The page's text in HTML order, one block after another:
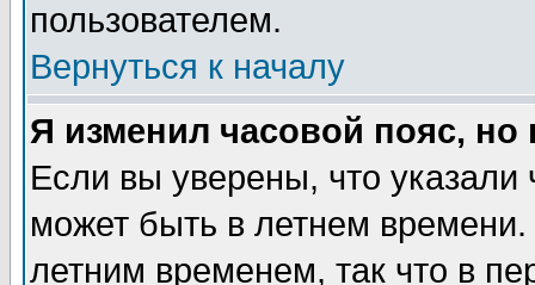
пользователем.
Вернуться к началу
Я изменил часовой пояс,
Если вы уверены, что указали
может быть в летнем
летним временем, так что в